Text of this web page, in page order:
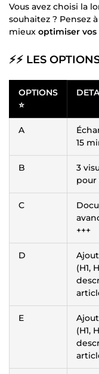
Vous avez choisi la
souhaitez ? Pensez
mieux optimiser vos
⚡⚡ LES
OPTIONS
⭐
A
15
B
3
pour
C
+++
D
(H1,
E
(H1,